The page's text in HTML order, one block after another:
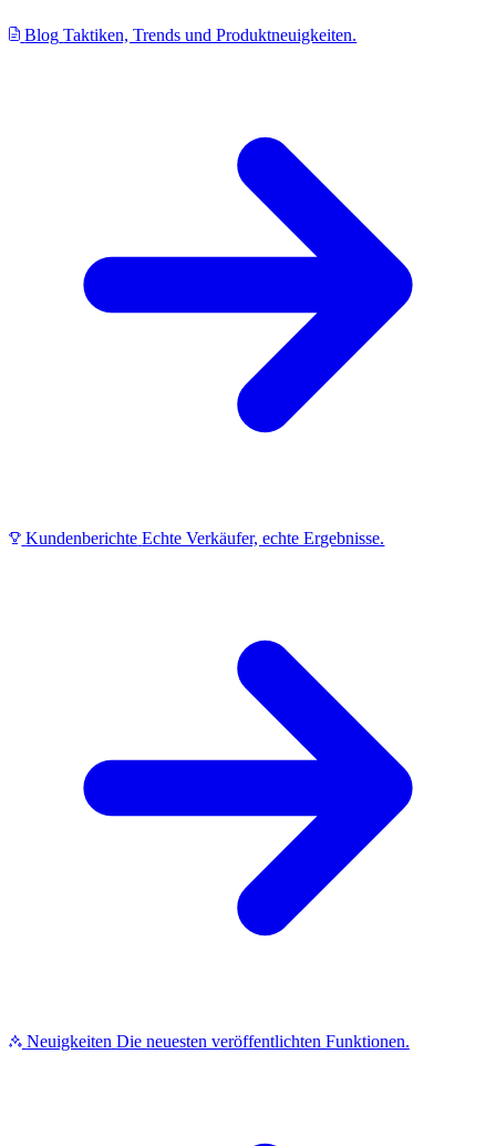
Blog Taktiken, Trends und Produktneuigkeiten.
Kundenberichte Echte Verkäufer, echte Ergebnisse.
Neuigkeiten Die neuesten veröffentlichten Funktionen.